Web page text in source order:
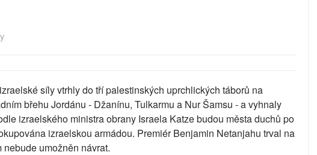
síly vtrhly do tří palestinských uprchlických táborů na
břehu Jordánu - Džanínu, Tulkarmu a Nur Šamsu - a vyhnaly
izraelského ministra obrany Israela Katze budou města duchů po
izraelskou armádou. Premiér Benjamin Netanjahu trval na
nebude umožněn návrat.